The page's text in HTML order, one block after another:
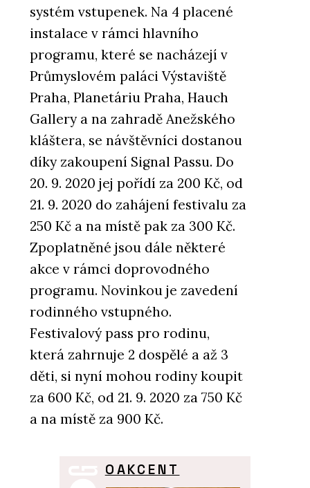
systém vstupenek. Na 4 placené
instalace v rámci hlavního
programu, které se nacházejí v
Průmyslovém paláci Výstaviště
Praha, Planetáriu Praha, Hauch
Gallery a na zahradě Anežského
kláštera, se návštěvníci dostanou
díky zakoupení Signal Passu. Do
20. 9. 2020 jej pořídí za 200 Kč, od
21. 9. 2020 do zahájení festivalu za
250 Kč a na místě pak za 300 Kč.
Zpoplatněné jsou dále některé
akce v rámci doprovodného
programu. Novinkou je zavedení
rodinného vstupného.
Festivalový pass pro rodinu,
která zahrnuje 2 dospělé a až 3
děti, si nyní mohou rodiny koupit
za 600 Kč, od 21. 9. 2020 za 750 Kč
a na místě za 900 Kč.
OAKCENT